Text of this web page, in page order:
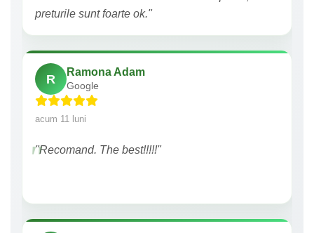
preturile sunt foarte ok."
R
Ramona Adam
Google
acum 11 luni
"Recomand. The best!!!!!"